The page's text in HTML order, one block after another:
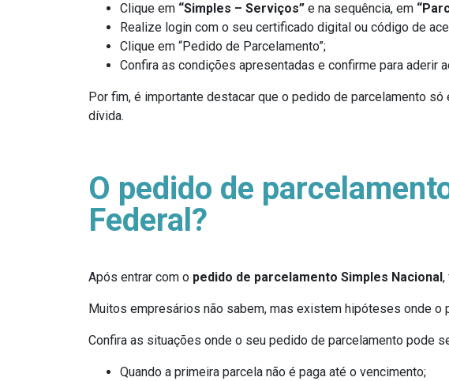
Clique em “Simples – Serviços” e na sequência, em
Realize login com o seu certificado digital ou código de
Clique em “Pedido de Parcelamento”;
Confira as condições apresentadas e confirme para aderir
Por fim, é importante destacar que o pedido de parcelamento
dívida.
O pedido de
Federal?
Após entrar com o pedido de parcelamento Simples Nacional,
Muitos empresários não sabem, mas existem hipóteses onde
Confira as situações onde o seu pedido de parcelamento pode
Quando a primeira parcela não é paga até o vencimento;